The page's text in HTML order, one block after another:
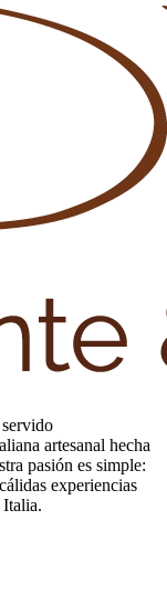
artesanal hecha
pasión es simple:
experiencias
Italia.